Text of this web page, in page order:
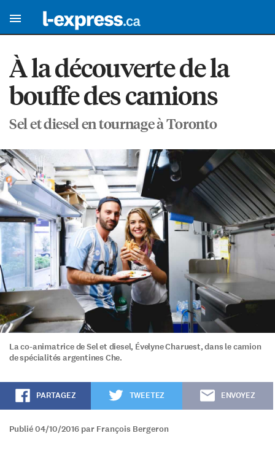
À la découverte de la
bouffe des camions
Sel et diesel en tournage à Toronto
La co-animatrice de Sel et diesel, Évelyne Charuest, dans le camion
de spécialités argentines Che.
PARTAGEZ TWEETEZ ENVOYEZ
Publié 04/10/2016 par François Bergeron